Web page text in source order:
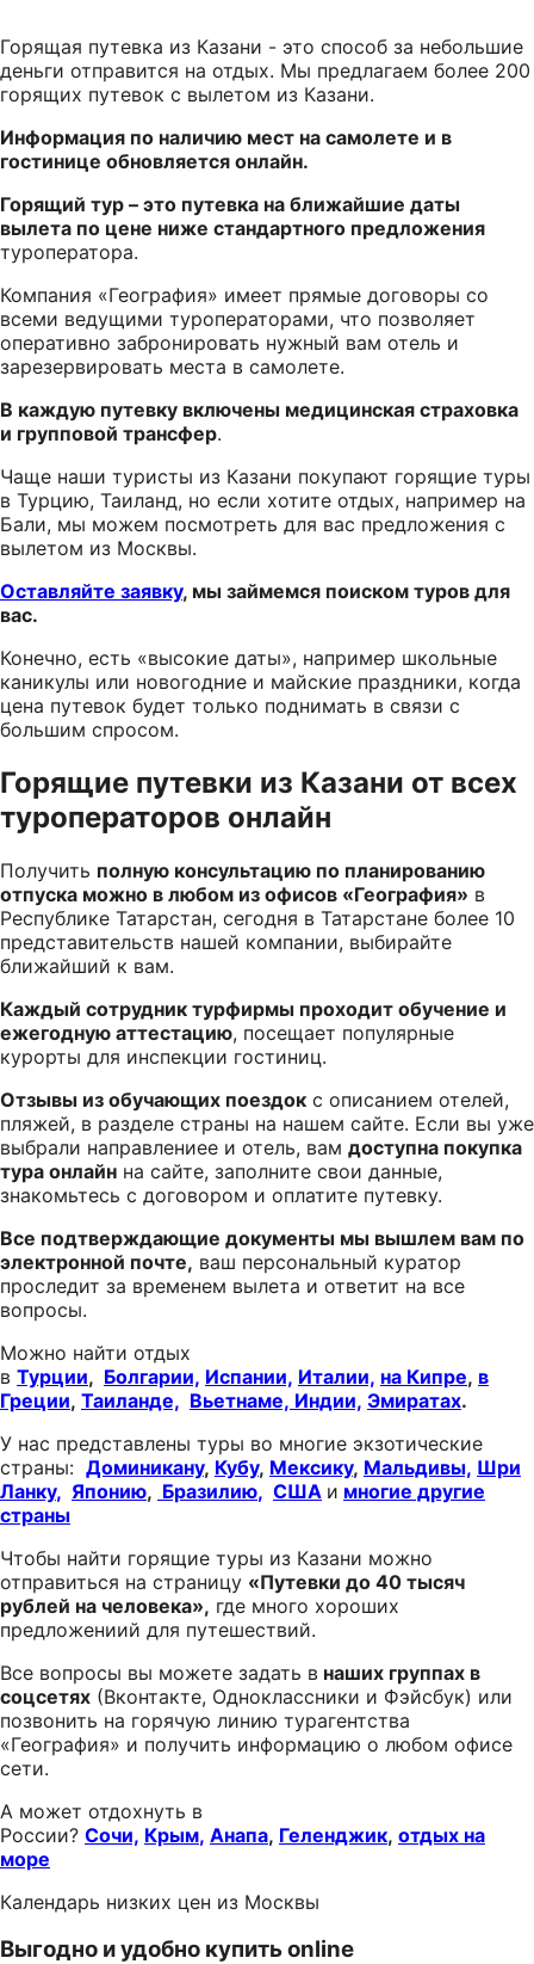
Горящая путевка из Казани - это способ за небольшие
деньги отправится на отдых. Мы предлагаем более 200
горящих путевок с вылетом из Казани.
Информация по наличию мест на самолете и в
гостинице обновляется онлайн.
Горящий тур – это путевка на ближайшие даты
вылета по цене ниже стандартного предложения
туроператора.
Компания «География» имеет прямые договоры со
всеми ведущими туроператорами, что позволяет
оперативно забронировать нужный вам отель и
зарезервировать места в самолете.
В каждую путевку включены медицинская страховка
и групповой трансфер.
Чаще наши туристы из Казани покупают горящие туры
в Турцию, Таиланд, но если хотите отдых, например на
Бали, мы можем посмотреть для вас предложения с
вылетом из Москвы.
Оставляйте заявку, мы займемся поиском туров для
вас.
Конечно, есть «высокие даты», например школьные
каникулы или новогодние и майские праздники, когда
цена путевок будет только поднимать в связи с
большим спросом.
Горящие путевки из Казани от всех
туроператоров онлайн
Получить полную консультацию по планированию
отпуска можно в любом из офисов «География» в
Республике Татарстан, сегодня в Татарстане более 10
представительств нашей компании, выбирайте
ближайший к вам.
Каждый сотрудник турфирмы проходит обучение и
ежегодную аттестацию, посещает популярные
курорты для инспекции гостиниц.
Отзывы из обучающих поездок с описанием отелей,
пляжей, в разделе страны на нашем сайте. Если вы уже
выбрали направлениее и отель, вам доступна покупка
тура онлайн на сайте, заполните свои данные,
знакомьтесь с договором и оплатите путевку.
Все подтверждающие документы мы вышлем вам по
электронной почте, ваш персональный куратор
проследит за временем вылета и ответит на все
вопросы.
Можно найти отдых
в Турции, Болгарии, Испании, Италии, на Кипре, в
Греции, Таиланде, Вьетнаме, Индии, Эмиратах.
У нас представлены туры во многие экзотические
страны: Доминикану, Кубу, Мексику, Мальдивы, Шри
Ланку, Японию, Бразилию, США и многие другие
страны
Чтобы найти горящие туры из Казани можно
отправиться на страницу «Путевки до 40 тысяч
рублей на человека», где много хороших
предложениий для путешествий.
Все вопросы вы можете задать в наших группах в
соцсетях (Вконтакте, Одноклассники и Фэйсбук) или
позвонить на горячую линию турагентства
«География» и получить информацию о любом офисе
сети.
А может отдохнуть в
России? Сочи, Крым, Анапа, Геленджик, отдых на
море
Календарь низких цен из Москвы
Выгодно и удобно купить online